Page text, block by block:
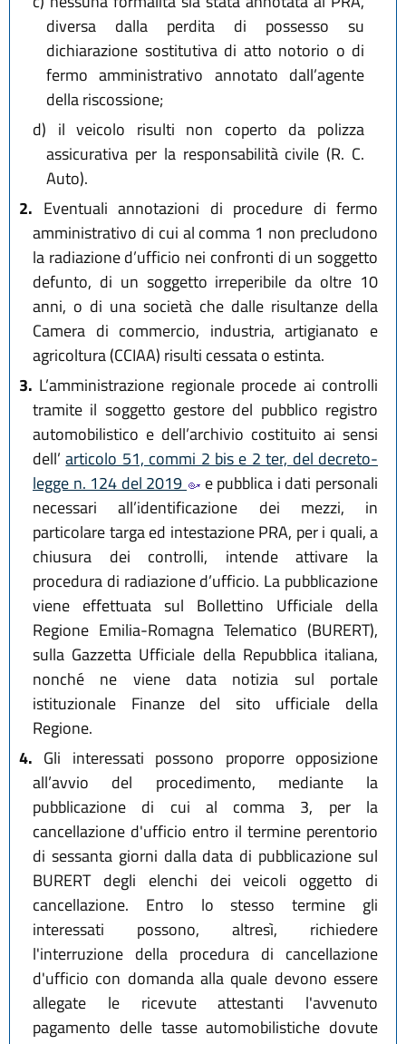
diversa dalla perdita di possesso su
dichiarazione sostitutiva di atto notorio o di
fermo amministrativo annotato dall’agente
della riscossione;
d) il veicolo risulti non coperto da polizza
assicurativa per la responsabilità civile (R. C.
Auto).
2. Eventuali annotazioni di procedure di fermo
amministrativo di cui al comma 1 non precludono
la radiazione d’ufficio nei confronti di un soggetto
defunto, di un soggetto irreperibile da oltre 10
anni, o di una società che dalle risultanze della
Camera di commercio, industria, artigianato e
agricoltura (CCIAA) risulti cessata o estinta.
3. L’amministrazione regionale procede ai controlli
tramite il soggetto gestore del pubblico registro
automobilistico e dell’archivio costituito ai sensi
dell’articolo 51, commi 2 bis e 2 ter, del decreto-
legge n. 124 del 2019
e pubblica i dati personali
necessari all’identificazione dei mezzi, in
particolare targa ed intestazione PRA, per i quali, a
chiusura dei controlli, intende attivare la
procedura di radiazione d’ufficio. La pubblicazione
viene effettuata sul Bollettino Ufficiale della
Regione Emilia-Romagna Telematico (BURERT),
sulla Gazzetta Ufficiale della Repubblica italiana,
nonché ne viene data notizia sul portale
istituzionale Finanze del sito ufficiale della
Regione.
4. Gli interessati possono proporre opposizione
all’avvio del procedimento, mediante la
pubblicazione di cui al comma 3, per la
cancellazione d'ufficio entro il termine perentorio
di sessanta giorni dalla data di pubblicazione sul
BURERT degli elenchi dei veicoli oggetto di
cancellazione. Entro lo stesso termine gli
interessati possono, altresì, richiedere
l'interruzione della procedura di cancellazione
d'ufficio con domanda alla quale devono essere
allegate le ricevute attestanti l'avvenuto
pagamento delle tasse automobilistiche dovute